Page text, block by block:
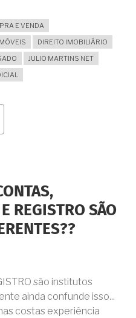
E VENDA
DIREITO IMOBILIÁRIO
JULIO MARTINS NET
REGISTRO SÃO
são institutos
ainda confunde isso...
costas experiência